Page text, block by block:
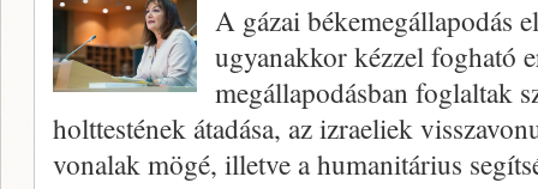
A gázai békemegállapodás
ugyanakkor kézzel fogható
megállapodásban foglaltak
holttestének átadása, az izraeliek
vonalak mögé, illetve a humanitárius